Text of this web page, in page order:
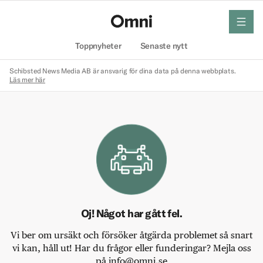
Toppnyheter Senaste nytt
meny
Schibsted News Media AB är ansvarig för dina data på denna webbplats.
Läs mer här
Oj! Något har gått fel.
Vi ber om ursäkt och försöker åtgärda problemet så snart
vi kan, håll ut! Har du frågor eller funderingar? Mejla oss